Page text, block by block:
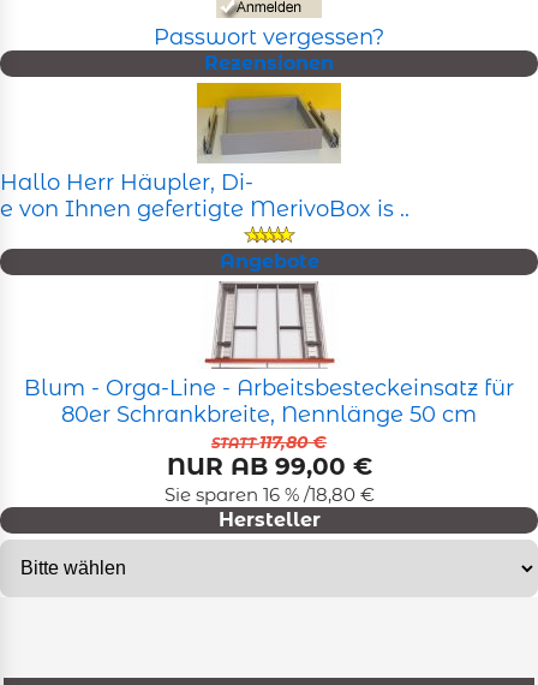
Passwort vergessen?
Rezensionen
Hallo Herr Häupler, Di-
e von Ihnen gefertigte MerivoBox is ..
Angebote
Blum - Orga-Line - Arbeitsbesteckeinsatz für
80er Schrankbreite, Nennlänge 50 cm
STATT117,80 €
NUR AB 99,00 €
Sie sparen 16 % /18,80 €
Hersteller